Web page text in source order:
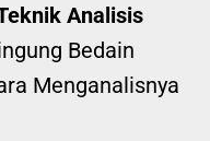
Analisis
Bedain
Menganalisnya